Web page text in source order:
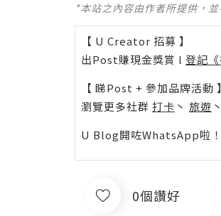
*本站之內容由作者所提供，
【 U Creator 招募 】
出Post賺現金獎賞 l 登記
【 睇Post + 參加品牌活動
瀏覽更多社群 打卡 丶 旅遊
U Blog開咗WhatsApp啦
0個讚好